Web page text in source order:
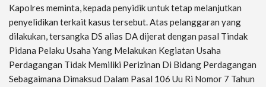
Kapolres meminta, kepada penyidik untuk tetap melanjutkan
penyelidikan terkait kasus tersebut. Atas pelanggaran yang
dilakukan, tersangka DS alias DA dijerat dengan pasal Tindak
Pidana Pelaku Usaha Yang Melakukan Kegiatan Usaha
Perdagangan Tidak Memiliki Perizinan Di Bidang Perdagangan
Sebagaimana Dimaksud Dalam Pasal 106 Uu Ri Nomor 7 Tahun